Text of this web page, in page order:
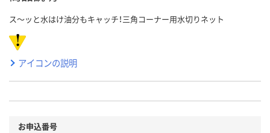
ス～ッと水はけ油分もキャッチ！三角コーナー用水切りネット
アイコンの説明
お申込番号